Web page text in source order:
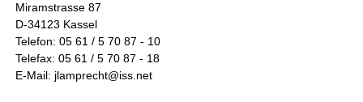
Miramstrasse 87
D-34123 Kassel
Telefon: 05 61 / 5 70 87 - 10
Telefax: 05 61 / 5 70 87 - 18
E-Mail: jlamprecht@iss.net